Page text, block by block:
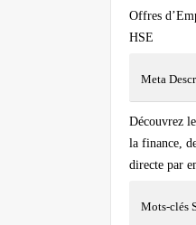
Offres
HSE
Meta
Découvrez
la finance,
directe par
Mots-clés